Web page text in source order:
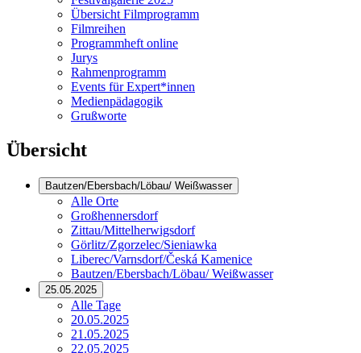
Übersicht Filmprogramm
Filmreihen
Programmheft online
Jurys
Rahmenprogramm
Events für Expert*innen
Medienpädagogik
Grußworte
Übersicht
Bautzen/Ebersbach/Löbau/ Weißwasser
Alle Orte
Großhennersdorf
Zittau/Mittelherwigsdorf
Görlitz/Zgorzelec/Sieniawka
Liberec/Varnsdorf/Česká Kamenice
Bautzen/Ebersbach/Löbau/ Weißwasser
25.05.2025
Alle Tage
20.05.2025
21.05.2025
22.05.2025